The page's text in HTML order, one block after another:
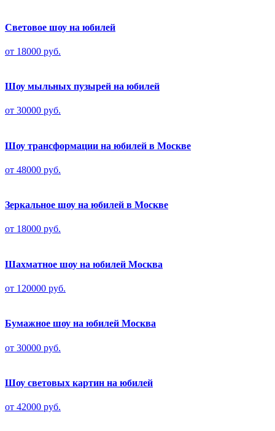
Световое шоу на юбилей
от 18000 руб.
Шоу мыльных пузырей на юбилей
от 30000 руб.
Шоу трансформации на юбилей в Москве
от 48000 руб.
Зеркальное шоу на юбилей в Москве
от 18000 руб.
Шахматное шоу на юбилей Москва
от 120000 руб.
Бумажное шоу на юбилей Москва
от 30000 руб.
Шоу световых картин на юбилей
от 42000 руб.